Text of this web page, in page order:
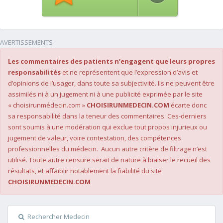
AVERTISSEMENTS
Les commentaires des patients n’engagent que leurs propres
responsabilités et ne représentent que l’expression d’avis et
d’opinions de l’usager, dans toute sa subjectivité. Ils ne peuvent être
assimilés ni à un jugement ni à une publicité exprimée par le site
« choisirunmédecin.com » CHOISIRUNMEDECIN.COM écarte donc
sa responsabilité dans la teneur des commentaires. Ces-derniers
sont soumis à une modération qui exclue tout propos injurieux ou
jugement de valeur, voire contestation, des compétences
professionnelles du médecin. Aucun autre critère de filtrage n’est
utilisé. Toute autre censure serait de nature à biaiser le recueil des
résultats, et affaiblir notablement la fiabilité du site
CHOISIRUNMEDECIN.COM
Rechercher Medecin